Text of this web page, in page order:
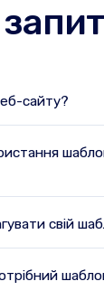
сайту?
свій